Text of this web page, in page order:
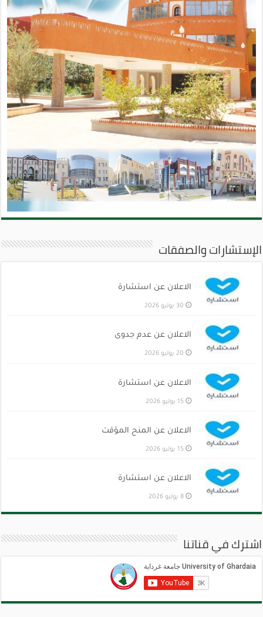
الإستشارات والصفقات
الاعلان عن استشارة
30 يوليو 2026
الاعلان عن عدم جدوى
20 يوليو 2026
الاعلان عن استشارة
15 يوليو 2026
الاعلان عن المنح المؤقت
15 يوليو 2026
الاعلان عن استشارة
8 يوليو 2026
اشترك في قناتنا